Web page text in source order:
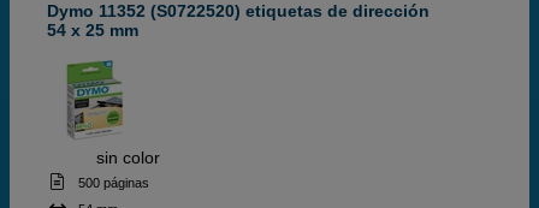
Dymo 11352 (S0722520) etiquetas de dirección
54 x 25 mm
sin color
500 páginas